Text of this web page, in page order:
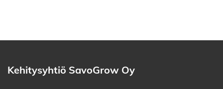
Kehitysyhtiö SavoGrow Oy